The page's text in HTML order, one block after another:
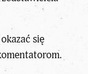
się